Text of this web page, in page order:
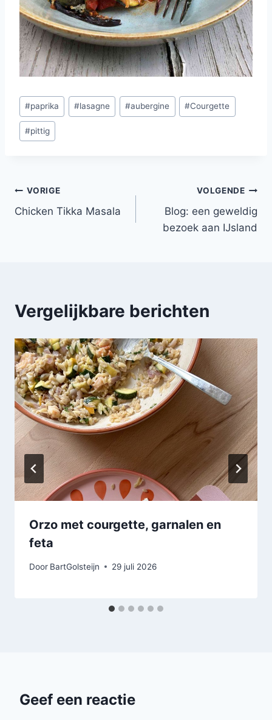
Bericht
tags:
#paprika #lasagne #aubergine #Courgette
#pittig
Bericht
navigatie
VORIGE
Chicken Tikka Masala
VOLGENDE
Blog: een geweldig
bezoek aan IJsland
Vergelijkbare berichten
Orzo met courgette, garnalen en
feta
Door BartGolsteijn 29 juli 2026
Geef een reactie